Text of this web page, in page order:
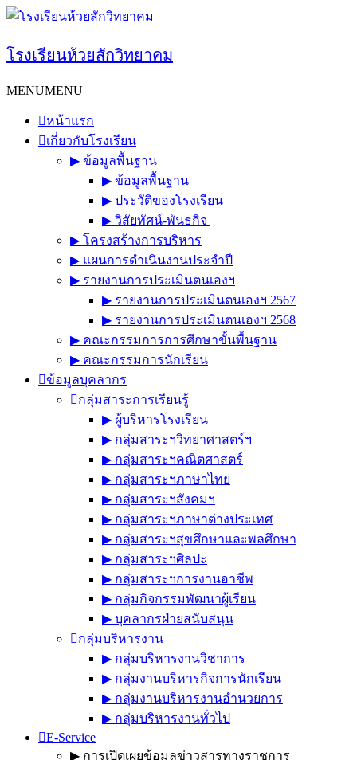
Skip
โรงเรียนห้วยสักวิทยาคม
MENUMENU
หน้าแรก
เกี่ยวกับโรงเรียน
▶︎ ข้อมูลพื้นฐาน
▶︎ ข้อมูลพื้นฐาน
▶︎ ประวัติของโรงเรียน
▶︎ วิสัยทัศน์-พันธกิจ
▶︎ โครงสร้างการบริหาร
▶︎ แผนการดำเนินงานประจำปี
▶︎ รายงานการประเมินตนเองฯ
▶︎ รายงานการประเมินตนเองฯ 2567
▶︎ รายงานการประเมินตนเองฯ 2568
▶︎ คณะกรรมการการศึกษาขั้นพื้นฐาน
▶︎ คณะกรรมการนักเรียน
ข้อมูลบุคลากร
กลุ่มสาระการเรียนรู้
▶︎ ผู้บริหารโรงเรียน
▶︎ กลุ่มสาระฯวิทยาศาสตร์ฯ
▶︎ กลุ่มสาระฯคณิตศาสตร์
▶︎ กลุ่มสาระฯภาษาไทย
▶︎ กลุ่มสาระฯสังคมฯ
▶︎ กลุ่มสาระฯภาษาต่างประเทศ
▶︎ กลุ่มสาระฯสุขศึกษาและพลศึกษา
▶︎ กลุ่มสาระฯศิลปะ
▶︎ กลุ่มสาระฯการงานอาชีพ
▶︎ กลุ่มกิจกรรมพัฒนาผู้เรียน
▶︎ บุคลากรฝ่ายสนับสนุน
กลุ่มบริหารงาน
▶︎ กลุ่มบริหารงานวิชาการ
▶︎ กลุ่มงานบริหารกิจการนักเรียน
▶︎ กลุ่มงานบริหารงานอำนวยการ
▶︎ กลุ่มบริหารงานทั่วไป
E-Service
▶︎ การเปิดเผยข้อมูลข่าวสารทางราชการ